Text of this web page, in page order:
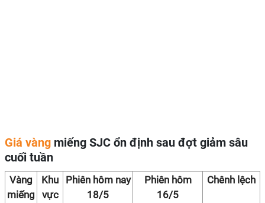
Giá vàng miếng SJC ổn định sau đợt giảm sâu
cuối tuần
Vàng
miếng
Khu
vực
Phiên hôm nay
18/5
Phiên hôm
16/5
Chênh lệch